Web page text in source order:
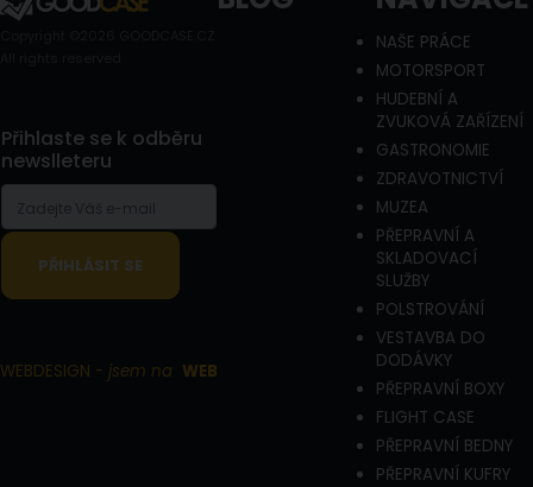
Přihlaste se k odběru
newslleteru
WEBDESIGN - jsem na WEB
NAŠE PRÁCE
MOTORSPORT
HUDEBNÍ A
ZVUKOVÁ ZAŘÍZENÍ
GASTRONOMIE
ZDRAVOTNICTVÍ
MUZEA
PŘEPRAVNÍ A
SKLADOVACÍ
SLUŽBY
POLSTROVÁNÍ
VESTAVBA DO
DODÁVKY
PŘEPRAVNÍ BOXY
FLIGHT CASE
PŘEPRAVNÍ BEDNY
PŘEPRAVNÍ KUFRY